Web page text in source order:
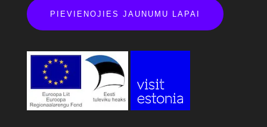
PIEVIENOJIES JAUNUMU LAPAI